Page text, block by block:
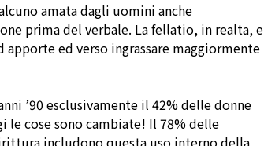
amata dagli uomini anche
prima del verbale. La fellatio, in realta, e
ed verso ingrassare maggiormente
’90 esclusivamente il 42% delle donne
le cose sono cambiate! Il 78% delle
includono questa uso interno della